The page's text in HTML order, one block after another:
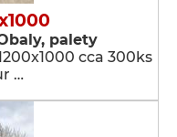
palety
cca 300ks
…